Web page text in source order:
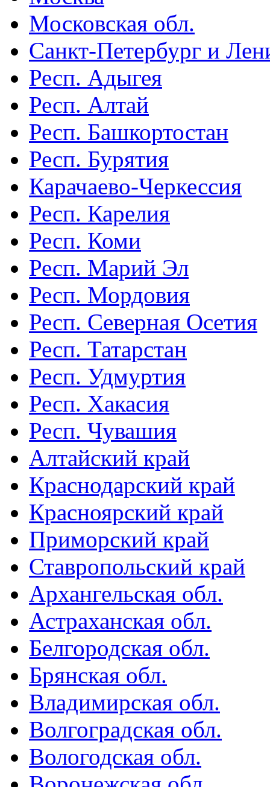
Московская обл.
Санкт-Петербург и
Респ. Адыгея
Респ. Алтай
Респ. Башкортостан
Респ. Бурятия
Карачаево-Черкессия
Респ. Карелия
Респ. Коми
Респ. Марий Эл
Респ. Мордовия
Респ. Северная Осетия
Респ. Татарстан
Респ. Удмуртия
Респ. Хакасия
Респ. Чувашия
Алтайский край
Краснодарский край
Красноярский край
Приморский край
Ставропольский край
Архангельская обл.
Астраханская обл.
Белгородская обл.
Брянская обл.
Владимирская обл.
Волгоградская обл.
Вологодская обл.